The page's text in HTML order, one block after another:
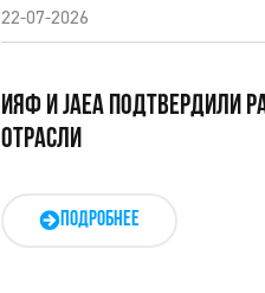
22-07-2026
ИЯФ И JAEA ПОДТВЕРДИЛИ
ОТРАСЛИ
ПОДРОБНЕЕ